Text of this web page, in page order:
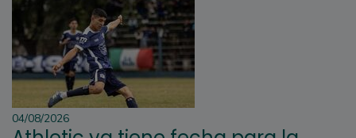
04/08/2026